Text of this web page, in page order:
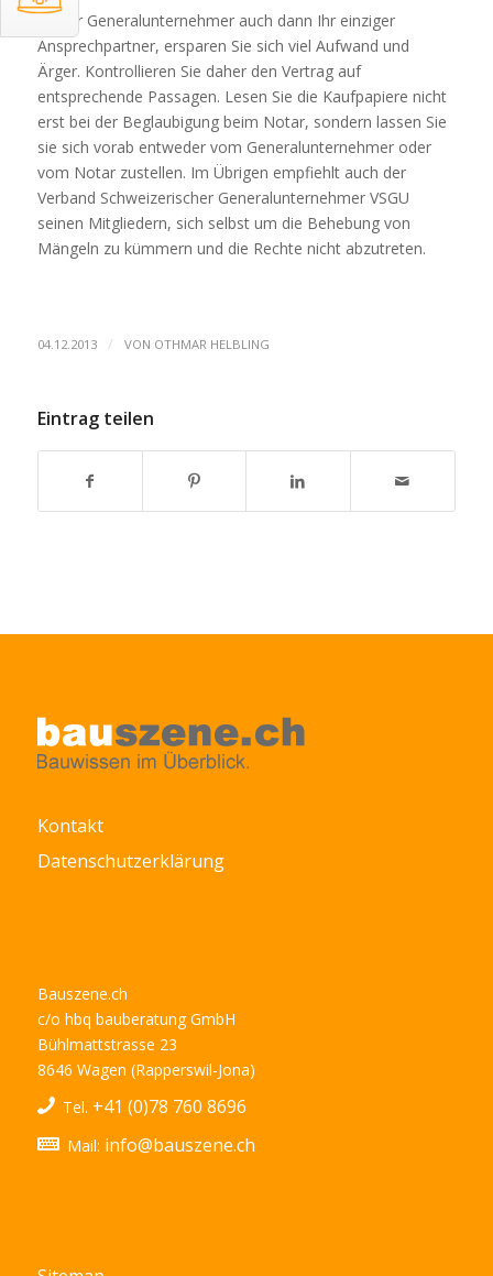
Ist der Generalunternehmer auch dann Ihr einziger
Ansprechpartner, ersparen Sie sich viel Aufwand und
Ärger. Kontrollieren Sie daher den Vertrag auf
entsprechende Passagen. Lesen Sie die Kaufpapiere nicht
erst bei der Beglaubigung beim Notar, sondern lassen Sie
sie sich vorab entweder vom Generalunternehmer oder
vom Notar zustellen. Im Übrigen empfiehlt auch der
Verband Schweizerischer Generalunternehmer VSGU
seinen Mitgliedern, sich selbst um die Behebung von
Mängeln zu kümmern und die Rechte nicht abzutreten.
04.12.2013 / VON OTHMAR HELBLING
Eintrag teilen
Kontakt
Datenschutzerklärung
Bauszene.ch
c/o hbq bauberatung GmbH
Bühlmattstrasse 23
8646 Wagen (Rapperswil-Jona)
Tel. +41 (0)78 760 8696
Mail: info@bauszene.ch